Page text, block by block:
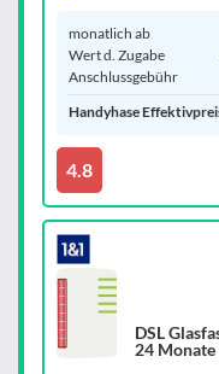
monatlich ab
Wert d. Zugabe
Anschluss­gebühr
Handyhase
4.8
DSL
24 Monate